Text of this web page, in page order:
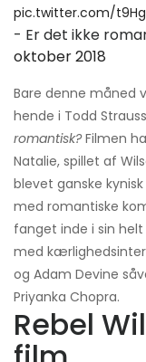
pic.twitter.com/
- Er det ikke
oktober 2018
Bare denne måned
hende i Todd
romantisk?Filmen
Natalie, spillet af
blevet ganske
med romantiske
fanget inde i sin
med
og Adam Devine
Priyanka Chopra.
Rebel